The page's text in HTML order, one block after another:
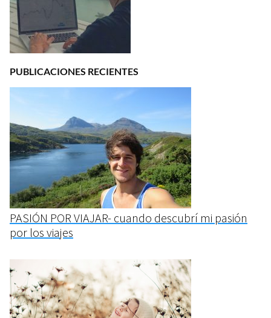
PUBLICACIONES RECIENTES
PASIÓN POR VIAJAR- cuando descubrí mi pasión
por los viajes